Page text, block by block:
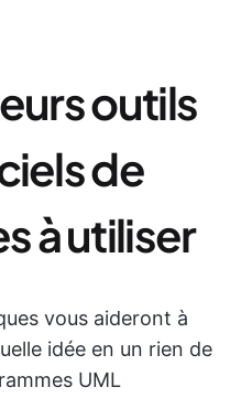
outils
de
à utiliser
vous aideront à
idée en un rien de
UML